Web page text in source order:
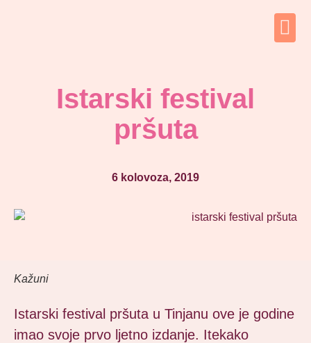
Istarski festival
pršuta
6 kolovoza, 2019
Kažuni
Istarski festival pršuta u Tinjanu ove je godine
imao svoje prvo ljetno izdanje. Itekako